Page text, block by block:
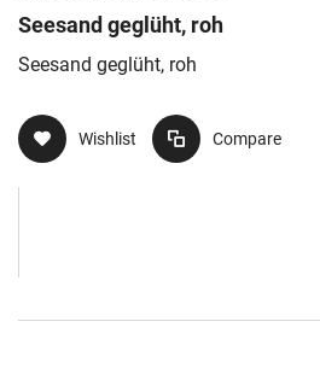
Seesand geglüht, roh
Seesand geglüht, roh
Wishlist Compare